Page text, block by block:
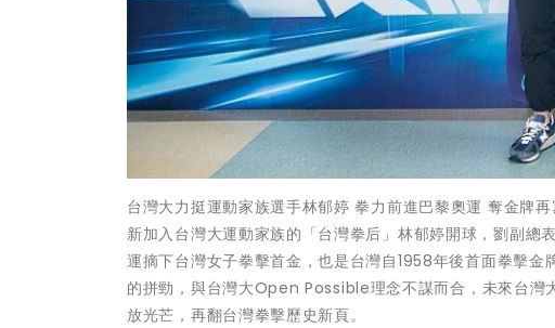
台灣大力挺運動家族選手林郁婷 拳力前進巴黎奧運 奪金牌
新加入台灣大運動家族的「台灣拳后」林郁婷開球，劉副總
運摘下台灣女子拳擊首金，也是台灣自1958年後首面拳擊
的拼勁，與台灣大Open Possible理念不謀而合，未來台灣
放光芒，再翻台灣拳擊歷史新頁。